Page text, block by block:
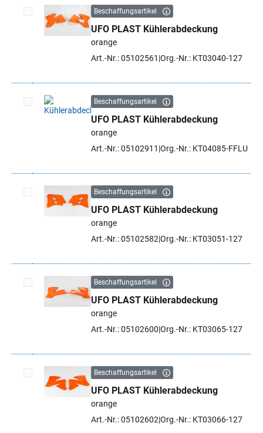
Artikel auswählen
Beschaffungsartikel
UFO PLAST Kühlerabdeckung
orange
Art.-Nr.: 05102561 Org.-Nr.: KT03040-127
Artikel auswählen
Beschaffungsartikel
UFO PLAST Kühlerabdeckung
orange
Art.-Nr.: 05102911 Org.-Nr.: KT04085-FFLU
Artikel auswählen
Beschaffungsartikel
UFO PLAST Kühlerabdeckung
orange
Art.-Nr.: 05102582 Org.-Nr.: KT03051-127
Artikel auswählen
Beschaffungsartikel
UFO PLAST Kühlerabdeckung
orange
Art.-Nr.: 05102600 Org.-Nr.: KT03065-127
Artikel auswählen
Beschaffungsartikel
UFO PLAST Kühlerabdeckung
orange
Art.-Nr.: 05102602 Org.-Nr.: KT03066-127